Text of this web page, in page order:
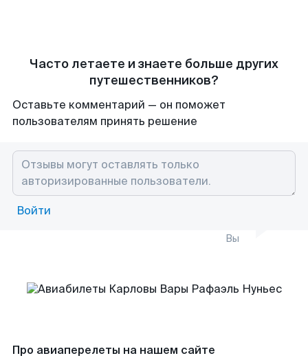
Часто летаете и знаете больше других
путешественников?
Оставьте комментарий — он поможет
пользователям принять решение
Войти
Вы
Про авиаперелеты на нашем сайте